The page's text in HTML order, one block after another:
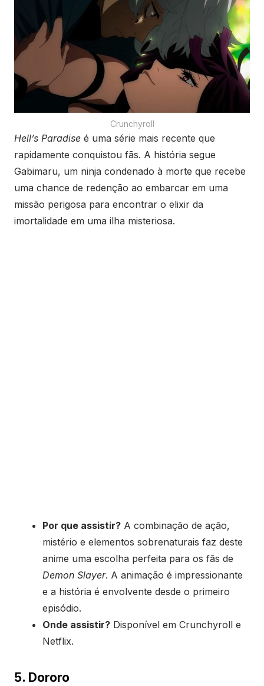
Crunchyroll
Hell’s Paradise é uma série mais recente que
rapidamente conquistou fãs. A história segue
Gabimaru, um ninja condenado à morte que recebe
uma chance de redenção ao embarcar em uma
missão perigosa para encontrar o elixir da
imortalidade em uma ilha misteriosa.
Por que assistir? A combinação de ação,
mistério e elementos sobrenaturais faz deste
anime uma escolha perfeita para os fãs de
Demon Slayer. A animação é impressionante
e a história é envolvente desde o primeiro
episódio.
Onde assistir? Disponível em Crunchyroll e
Netflix.
5. Dororo